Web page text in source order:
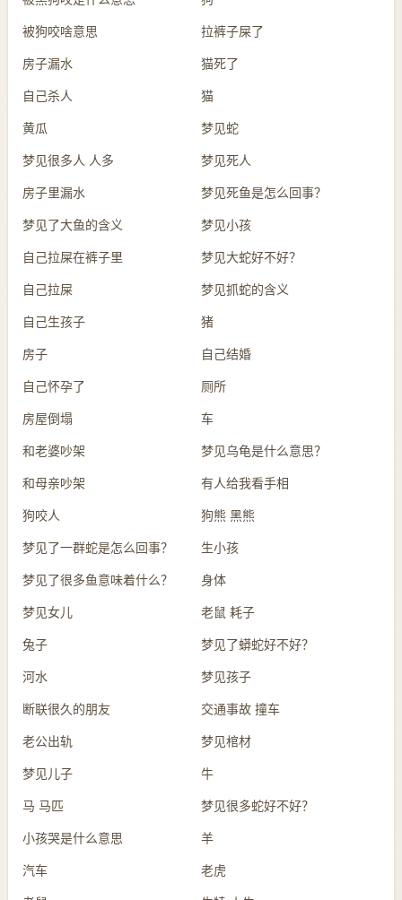
被狗咬啥意思 拉裤子屎了
房子漏水 猫死了
自己杀人 猫
黄瓜 梦见蛇
梦见很多人 人多 梦见死人
房子里漏水 梦见死鱼是怎么回事？
梦见了大鱼的含义 梦见小孩
自己拉屎在裤子里 梦见大蛇好不好？
自己拉屎 梦见抓蛇的含义
自己生孩子 猪
房子 自己结婚
自己怀孕了 厕所
房屋倒塌 车
和老婆吵架 梦见乌龟是什么意思？
和母亲吵架 有人给我看手相
狗咬人 狗熊 黑熊
梦见了一群蛇是怎么回事？ 生小孩
梦见了很多鱼意味着什么？ 身体
梦见女儿 老鼠 耗子
兔子 梦见了蟒蛇好不好？
河水 梦见孩子
断联很久的朋友 交通事故 撞车
老公出轨 梦见棺材
梦见儿子 牛
马 马匹 梦见很多蛇好不好？
小孩哭是什么意思 羊
汽车 老虎